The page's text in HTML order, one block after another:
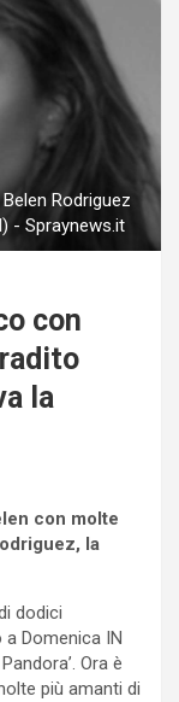
Rodriguez
- Spraynews.it
con
la
con molte
la
dodici
Domenica IN
Ora è
più amanti di